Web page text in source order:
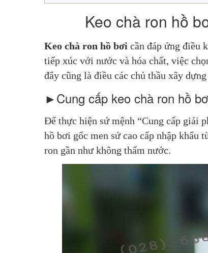
Keo chà ron hồ
Keo chà ron hồ bơi cần đáp ứng điều
tiếp xúc với nước và hóa chất, việc
đây cũng là điều các chủ thầu xây
►Cung cấp keo chà ron hồ
Để thực hiện sứ mệnh “Cung cấp giải
hồ bơi gốc men sứ cao cấp nhập khẩu
ron gần như không thấm nước.